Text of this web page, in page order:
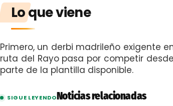
Lo que viene
Primero, un derbi madrileño exigente
ruta del Rayo pasa por competir
parte de la plantilla disponible.
SIGUE LEYENDONoticias relacionadas